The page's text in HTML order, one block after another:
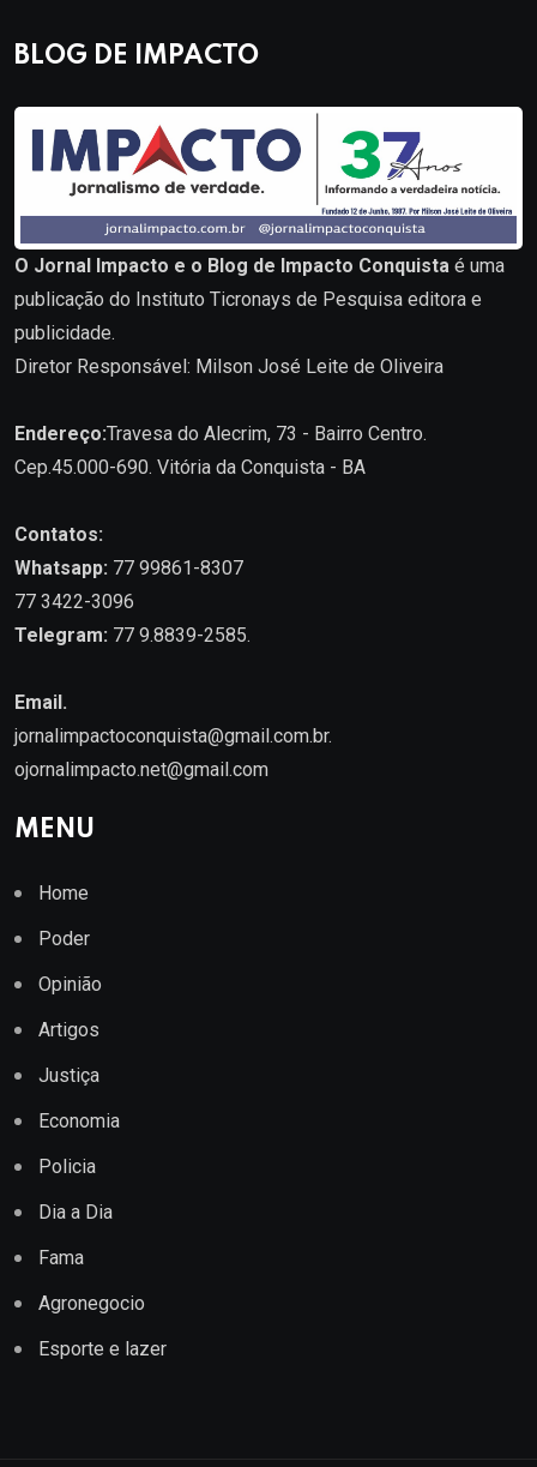
BLOG DE IMPACTO
O Jornal Impacto e o Blog de Impacto Conquista é uma
publicação do Instituto Ticronays de Pesquisa editora e
publicidade.
Diretor Responsável: Milson José Leite de Oliveira
Endereço:Travesa do Alecrim, 73 - Bairro Centro.
Cep.45.000-690. Vitória da Conquista - BA
Contatos:
Whatsapp: 77 99861-8307
77 3422-3096
Telegram: 77 9.8839-2585.
Email.
jornalimpactoconquista@gmail.com.br.
ojornalimpacto.net@gmail.com
MENU
Home
Poder
Opinião
Artigos
Justiça
Economia
Policia
Dia a Dia
Fama
Agronegocio
Esporte e lazer